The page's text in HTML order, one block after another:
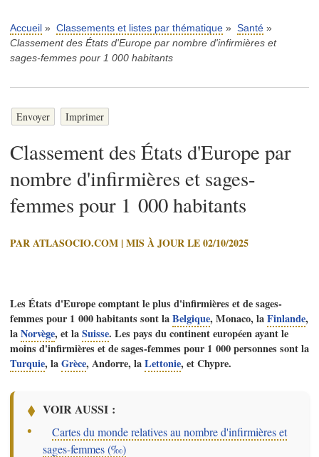
Accueil » Classements et listes par thématique » Santé »
Classement des États d'Europe par nombre d'infirmières et
sages-femmes pour 1 000 habitants
Envoyer Imprimer
Classement des États d'Europe par
nombre d'infirmières et sages-
femmes pour 1 000 habitants
PAR ATLASOCIO.COM | MIS À JOUR LE 02/10/2025
Les États d'Europe comptant le plus d'infirmières et de sages-
femmes pour 1 000 habitants sont laBelgique, Monaco, laFinlande,
laNorvège, et laSuisse. Les pays du continent européen ayant le
moins d'infirmières et de sages-femmes pour 1 000 personnes sont la
Turquie, laGrèce, Andorre, laLettonie, et Chypre.
VOIR AUSSI :
–Cartes du monde relatives au nombre d'infirmières et
sages-femmes (‰)